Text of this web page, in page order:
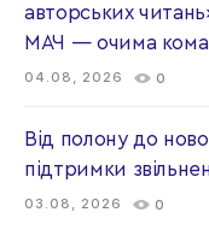
авторських
МАЧ — очима
04.08, 2026 0
Від полону до
підтримки
03.08, 2026 0